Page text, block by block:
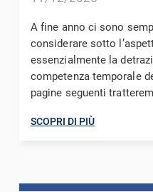
A fine anno ci sono
considerare sotto
essenzialmente la
competenza temporale
pagine seguenti
SCOPRI DI PIÙ